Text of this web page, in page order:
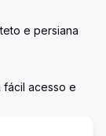
e persiana
fácil acesso e